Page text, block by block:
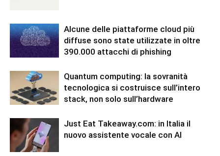
Alcune delle piattaforme cloud più
diffuse sono state utilizzate in oltre
390.000 attacchi di phishing
Quantum computing: la sovranità
tecnologica si costruisce sull’intero
stack, non solo sull’hardware
Just Eat Takeaway.com: in Italia il
nuovo assistente vocale con AI